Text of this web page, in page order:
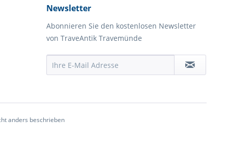
Newsletter
Abonnieren Sie den kostenlosen Newsletter
von TraveAntik Travemünde
anders beschrieben